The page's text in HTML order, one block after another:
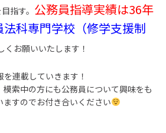
指す。 公務員指導実績は36年
科専門学校（修学支援制
くお願いいたします！
連載していきます！
模索中の方にも公務員について興味をも
ますのでお付き合いください